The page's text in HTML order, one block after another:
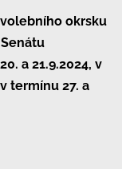
okrsku
a 21.9.2024, v
termínu 27. a